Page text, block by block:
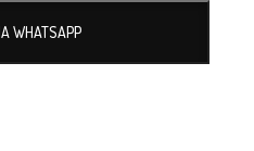
WHATSAPP